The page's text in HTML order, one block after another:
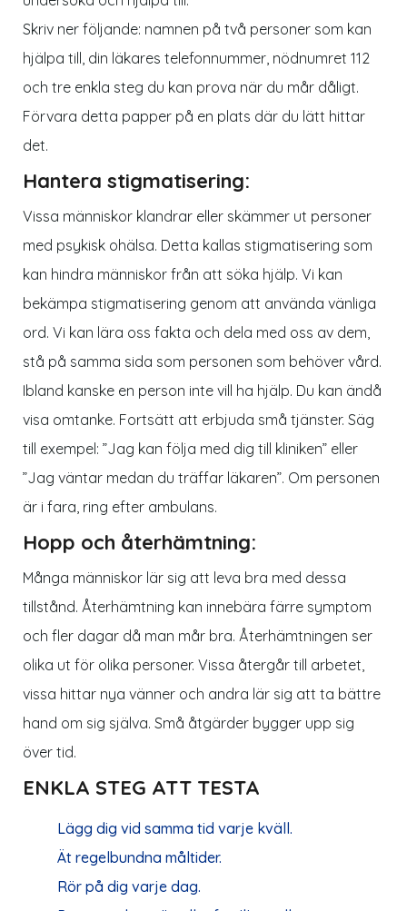
Skriv ner följande: namnen på två personer som kan
hjälpa till, din läkares telefonnummer, nödnumret 112
och tre enkla steg du kan prova när du mår dåligt.
Förvara detta papper på en plats där du lätt hittar
det.
Hantera stigmatisering:
Vissa människor klandrar eller skämmer ut personer
med psykisk ohälsa. Detta kallas stigmatisering som
kan hindra människor från att söka hjälp. Vi kan
bekämpa stigmatisering genom att använda vänliga
ord. Vi kan lära oss fakta och dela med oss av dem,
stå på samma sida som personen som behöver vård.
Ibland kanske en person inte vill ha hjälp. Du kan ändå
visa omtanke. Fortsätt att erbjuda små tjänster. Säg
till exempel: ”Jag kan följa med dig till kliniken” eller
”Jag väntar medan du träffar läkaren”. Om personen
är i fara, ring efter ambulans.
Hopp och återhämtning:
Många människor lär sig att leva bra med dessa
tillstånd. Återhämtning kan innebära färre symptom
och fler dagar då man mår bra. Återhämtningen ser
olika ut för olika personer. Vissa återgår till arbetet,
vissa hittar nya vänner och andra lär sig att ta bättre
hand om sig själva. Små åtgärder bygger upp sig
över tid.
ENKLA STEG ATT TESTA
Lägg dig vid samma tid varje kväll.
Ät regelbundna måltider.
Rör på dig varje dag.